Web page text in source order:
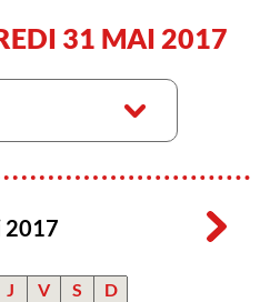
31 MAI 2017
2017
J V S D